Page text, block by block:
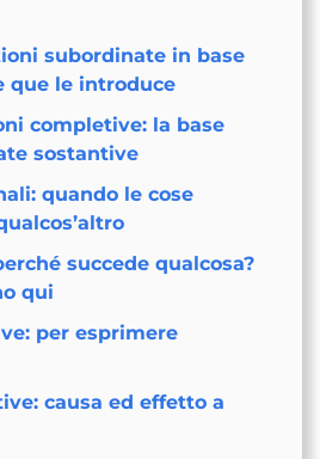
subordinate in base
que le introduce
completive: la base
sostantive
quando le cose
succede qualcosa?
qui
per esprimere
causa ed effetto a